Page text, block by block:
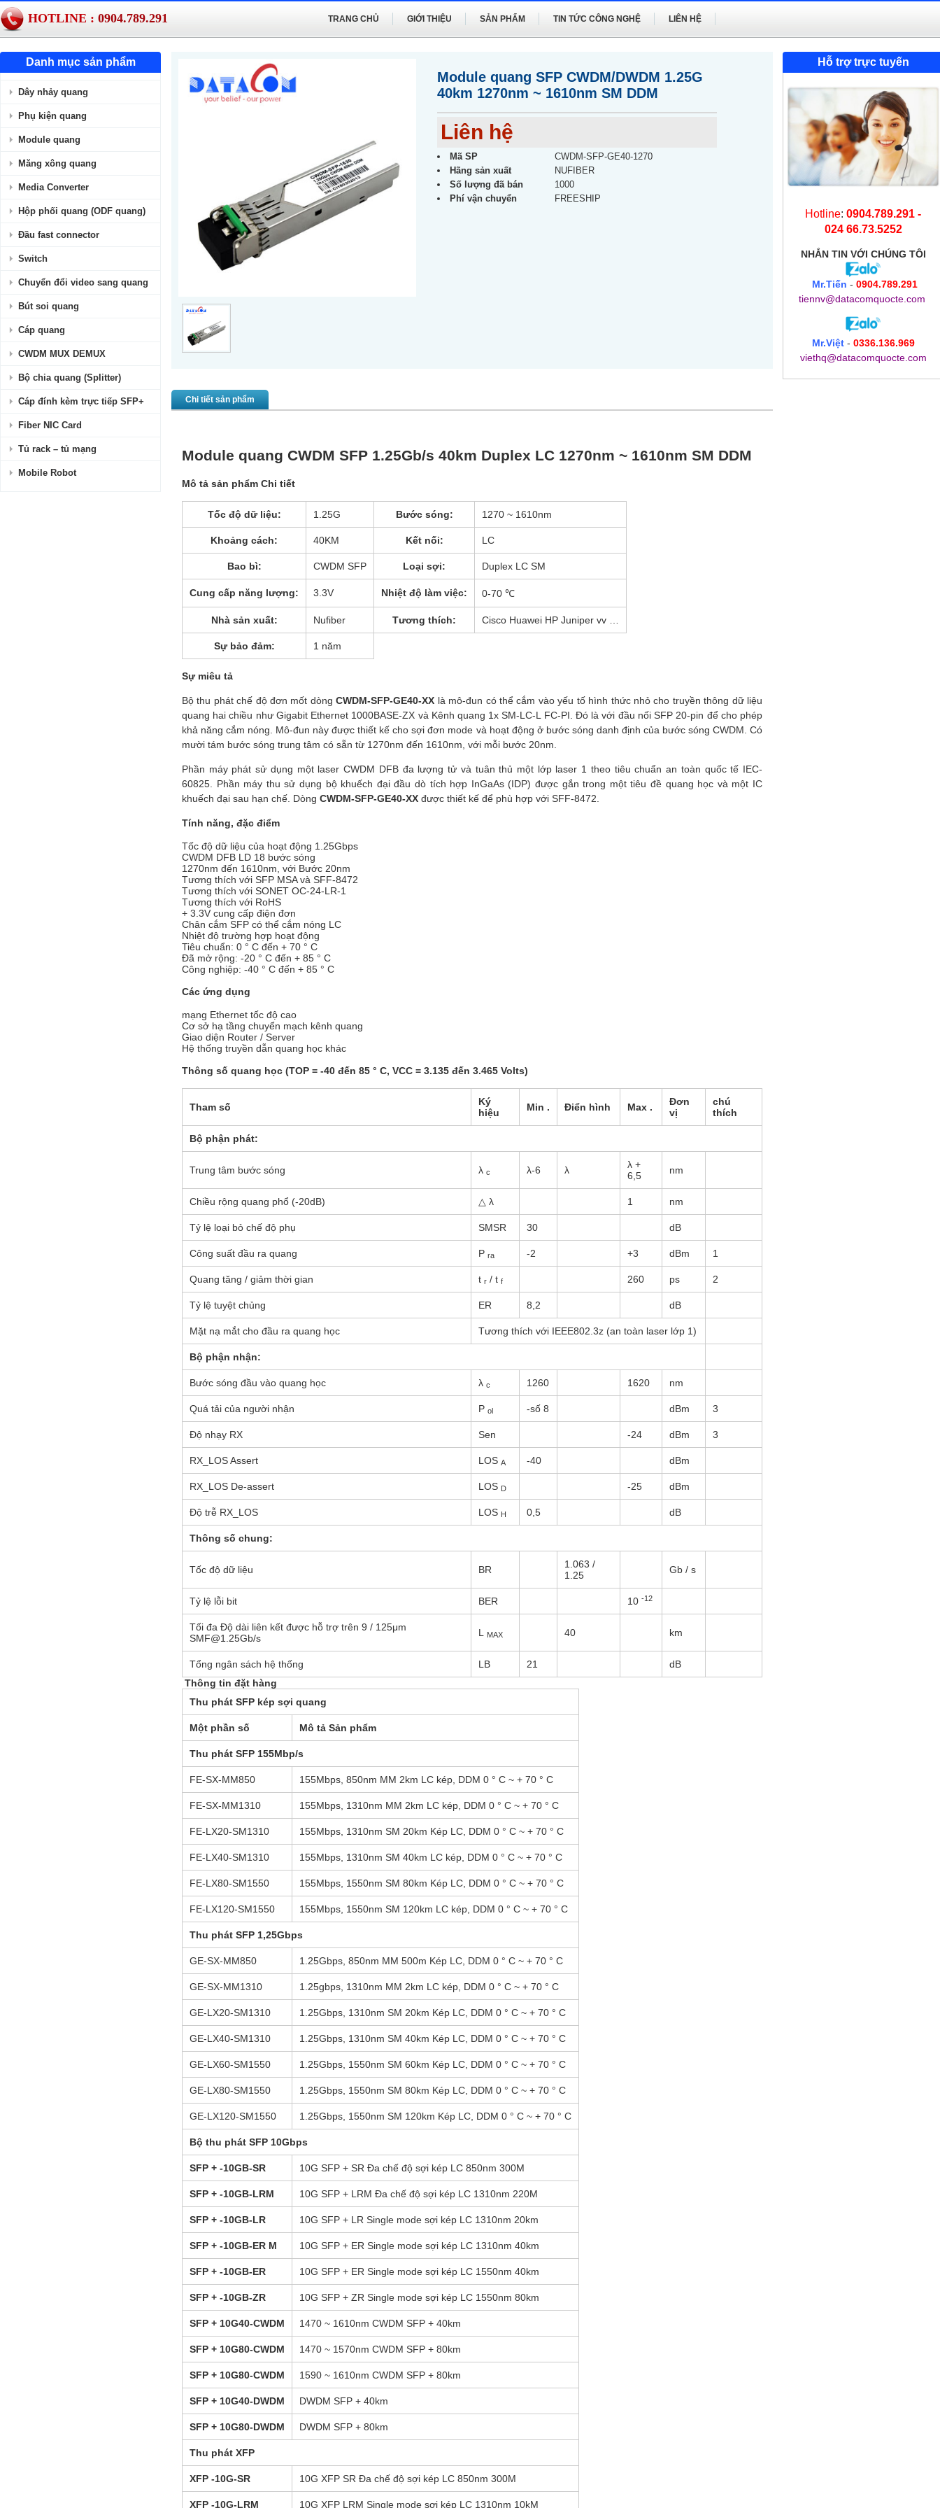
HOTLINE : 0904.789.291 TRANG CHỦ GIỚI THIỆU SẢN PHẨM TIN TỨC CÔNG NGHỆ LIÊN HỆ
Danh mục sản phẩm
Dây nhảy quang
Phụ kiện quang
Module quang
Măng xông quang
Media Converter
Hộp phối quang (ODF quang)
Đầu fast connector
Switch
Chuyển đổi video sang quang
Bút soi quang
Cáp quang
CWDM MUX DEMUX
Bộ chia quang (Splitter)
Cáp đính kèm trực tiếp SFP+
Fiber NIC Card
Tủ rack – tủ mạng
Mobile Robot
Module quang SFP CWDM/DWDM 1.25G
40km 1270nm ~ 1610nm SM DDM
Liên hệ
Mã SP
CWDM-SFP-GE40-1270
Hãng sản xuất
NUFIBER
Số lượng đã bán
1000
Phí vận chuyển
FREESHIP
Chi tiết sản phẩm
Module quang CWDM SFP 1.25Gb/s 40km Duplex LC 1270nm ~ 1610nm SM DDM
Mô tả sản phẩm Chi tiết
Tốc độ dữ liệu: 1.25G Bước sóng: 1270 ~ 1610nm
Khoảng cách: 40KM Kết nối: LC
Bao bì: CWDM SFP Loại sợi: Duplex LC SM
Cung cấp năng lượng: 3.3V Nhiệt độ làm việc: 0-70 ℃
Nhà sản xuất: Nufiber Tương thích: Cisco Huawei HP Juniper vv …
Sự bảo đảm: 1 năm
Sự miêu tả
Bộ thu phát chế độ đơn mốt dòngCWDM-SFP-GE40-XX là mô-đun có thể cắm vào yếu tố hình thức nhỏ cho truyền thông dữ liệu
quang hai chiều như Gigabit Ethernet 1000BASE-ZX và Kênh quang 1x SM-LC-L FC-PI. Đó là với đầu nối SFP 20-pin để cho phép
khả năng cắm nóng. Mô-đun này được thiết kế cho sợi đơn mode và hoạt động ở bước sóng danh định của bước sóng CWDM. Có
mười tám bước sóng trung tâm có sẵn từ 1270nm đến 1610nm, với mỗi bước 20nm.
Phần máy phát sử dụng một laser CWDM DFB đa lượng tử và tuân thủ một lớp laser 1 theo tiêu chuẩn an toàn quốc tế IEC-
60825. Phần máy thu sử dụng bộ khuếch đại đầu dò tích hợp InGaAs (IDP) được gắn trong một tiêu đề quang học và một IC
khuếch đại sau hạn chế. Dòng CWDM-SFP-GE40-XX được thiết kế để phù hợp với SFF-8472.
Tính năng, đặc điểm
Tốc độ dữ liệu của hoạt động 1.25Gbps
CWDM DFB LD 18 bước sóng
1270nm đến 1610nm, với Bước 20nm
Tương thích với SFP MSA và SFF-8472
Tương thích với SONET OC-24-LR-1
Tương thích với RoHS
+ 3.3V cung cấp điện đơn
Chân cắm SFP có thể cắm nóng LC
Nhiệt độ trường hợp hoạt động
Tiêu chuẩn: 0 ° C đến + 70 ° C
Đã mở rộng: -20 ° C đến + 85 ° C
Công nghiệp: -40 ° C đến + 85 ° C
Các ứng dụng
mạng Ethernet tốc độ cao
Cơ sở hạ tầng chuyển mạch kênh quang
Giao diện Router / Server
Hệ thống truyền dẫn quang học khác
Thông số quang học (TOP = -40 đến 85 ° C, VCC = 3.135 đến 3.465 Volts)
Tham số
Ký
hiệu
Min . Điển hình Max .
Đơn
vị
chú
thích
Bộ phận phát:
Trung tâm bước sóng λ c λ-6 λ
λ +
6,5
nm
Chiều rộng quang phổ (-20dB) △ λ 1 nm
Tỷ lệ loại bỏ chế độ phụ SMSR 30 dB
Công suất đầu ra quang P ra -2 +3 dBm 1
Quang tăng / giảm thời gian t r / t f 260 ps 2
Tỷ lệ tuyệt chủng ER 8,2 dB
Mặt nạ mắt cho đầu ra quang học Tương thích với IEEE802.3z (an toàn laser lớp 1)
Bộ phận nhận:
Bước sóng đầu vào quang học λ c 1260 1620 nm
Quá tải của người nhận P ol -số 8 dBm 3
Độ nhạy RX Sen -24 dBm 3
RX_LOS Assert LOS A -40 dBm
RX_LOS De-assert LOS D -25 dBm
Độ trễ RX_LOS LOS H 0,5 dB
Thông số chung:
Tốc độ dữ liệu BR
1.063 /
1.25
Gb / s
Tỷ lệ lỗi bit BER 10 -12
Tối đa Độ dài liên kết được hỗ trợ trên 9 / 125μm
SMF@1.25Gb/s
L MAX 40 km
Tổng ngân sách hệ thống LB 21
dB
Thông tin đặt hàng
Thu phát SFP kép sợi quang
Một phần số Mô tả Sản phẩm
Thu phát SFP 155Mbp/s
FE-SX-MM850 155Mbps, 850nm MM 2km LC kép, DDM 0 ° C ~ + 70 ° C
FE-SX-MM1310 155Mbps, 1310nm MM 2km LC kép, DDM 0 ° C ~ + 70 ° C
FE-LX20-SM1310 155Mbps, 1310nm SM 20km Kép LC, DDM 0 ° C ~ + 70 ° C
FE-LX40-SM1310 155Mbps, 1310nm SM 40km LC kép, DDM 0 ° C ~ + 70 ° C
FE-LX80-SM1550 155Mbps, 1550nm SM 80km Kép LC, DDM 0 ° C ~ + 70 ° C
FE-LX120-SM1550 155Mbps, 1550nm SM 120km LC kép, DDM 0 ° C ~ + 70 ° C
Thu phát SFP 1,25Gbps
GE-SX-MM850 1.25Gbps, 850nm MM 500m Kép LC, DDM 0 ° C ~ + 70 ° C
GE-SX-MM1310 1.25gbps, 1310nm MM 2km LC kép, DDM 0 ° C ~ + 70 ° C
GE-LX20-SM1310 1.25Gbps, 1310nm SM 20km Kép LC, DDM 0 ° C ~ + 70 ° C
GE-LX40-SM1310 1.25Gbps, 1310nm SM 40km Kép LC, DDM 0 ° C ~ + 70 ° C
GE-LX60-SM1550 1.25Gbps, 1550nm SM 60km Kép LC, DDM 0 ° C ~ + 70 ° C
GE-LX80-SM1550 1.25Gbps, 1550nm SM 80km Kép LC, DDM 0 ° C ~ + 70 ° C
GE-LX120-SM1550 1.25Gbps, 1550nm SM 120km Kép LC, DDM 0 ° C ~ + 70 ° C
Bộ thu phát SFP 10Gbps
SFP + -10GB-SR 10G SFP + SR Đa chế độ sợi kép LC 850nm 300M
SFP + -10GB-LRM 10G SFP + LRM Đa chế độ sợi kép LC 1310nm 220M
SFP + -10GB-LR 10G SFP + LR Single mode sợi kép LC 1310nm 20km
SFP + -10GB-ER M 10G SFP + ER Single mode sợi kép LC 1310nm 40km
SFP + -10GB-ER 10G SFP + ER Single mode sợi kép LC 1550nm 40km
SFP + -10GB-ZR 10G SFP + ZR Single mode sợi kép LC 1550nm 80km
SFP + 10G40-CWDM 1470 ~ 1610nm CWDM SFP + 40km
SFP + 10G80-CWDM 1470 ~ 1570nm CWDM SFP + 80km
SFP + 10G80-CWDM 1590 ~ 1610nm CWDM SFP + 80km
SFP + 10G40-DWDM DWDM SFP + 40km
SFP + 10G80-DWDM DWDM SFP + 80km
Thu phát XFP
XFP -10G-SR 10G XFP SR Đa chế độ sợi kép LC 850nm 300M
XFP -10G-LRM 10G XFP LRM Single mode sợi kép LC 1310nm 10kM
Hỗ trợ trực tuyến
Hotline: 0904.789.291 -
024 66.73.5252
NHẮN TIN VỚI CHÚNG TÔI
Mr.Tiến - 0904.789.291
tiennv@datacomquocte.com
Mr.Việt- 0336.136.969
viethq@datacomquocte.com